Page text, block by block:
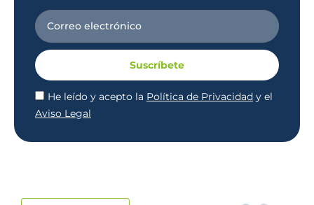
He leído y acepto la Política de Privacidad y el
Aviso Legal
Suscríbete